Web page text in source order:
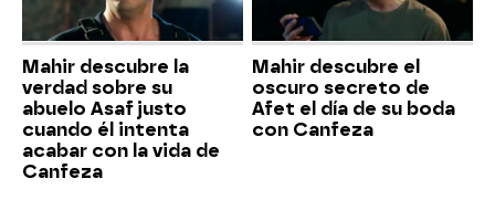
Mahir descubre la
verdad sobre su
abuelo Asaf justo
cuando él intenta
acabar con la vida de
Canfeza
Mahir descubre el
oscuro secreto de
Afet el día de su boda
con Canfeza